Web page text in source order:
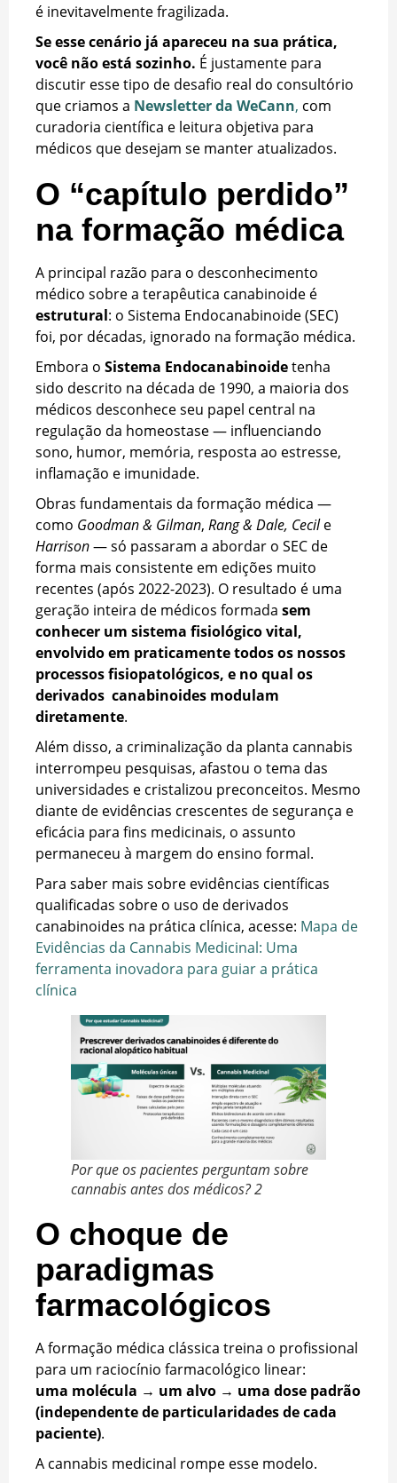
é inevitavelmente fragilizada.
Se esse cenário já apareceu na sua prática,
você não está sozinho. É justamente para
discutir esse tipo de desafio real do consultório
que criamos a Newsletter da WeCann, com
curadoria científica e leitura objetiva para
médicos que desejam se manter atualizados.
O “capítulo perdido”
na formação médica
A principal razão para o desconhecimento
médico sobre a terapêutica canabinoide é
estrutural: o Sistema Endocanabinoide (SEC)
foi, por décadas, ignorado na formação médica.
Embora o Sistema Endocanabinoidetenha
sido descrito na década de 1990, a maioria dos
médicos desconhece seu papel central na
regulação da homeostase — influenciando
sono, humor, memória, resposta ao estresse,
inflamação e imunidade.
Obras fundamentais da formação médica —
como Goodman & Gilman, Rang & Dale, Cecile
Harrison— só passaram a abordar o SEC de
forma mais consistente em edições muito
recentes (após 2022-2023). O resultado é uma
geração inteira de médicos formada sem
conhecer um sistema fisiológico vital,
envolvido em praticamente todos os nossos
processos fisiopatológicos, e no qual os
derivados canabinoides modulam
diretamente.
Além disso, a criminalização da planta cannabis
interrompeu pesquisas, afastou o tema das
universidades e cristalizou preconceitos. Mesmo
diante de evidências crescentes de segurança e
eficácia para fins medicinais, o assunto
permaneceu à margem do ensino formal.
Para saber mais sobre evidências científicas
qualificadas sobre o uso de derivados
canabinoides na prática clínica, acesse: Mapa de
Evidências da Cannabis Medicinal: Uma
ferramenta inovadora para guiar a prática
clínica
Por que os pacientes perguntam sobre
cannabis antes dos médicos? 2
O choque de
paradigmas
farmacológicos
A formação médica clássica treina o profissional
para um raciocínio farmacológico linear:
uma molécula → um alvo → uma dose padrão
(independente de particularidades de cada
paciente).
A cannabis medicinal rompe esse modelo.